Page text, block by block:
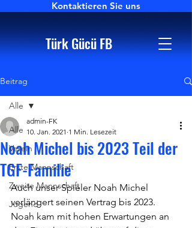
Türk Gücü FB
Kontaktieren Sie uns
Beitrag
Alle
Verein
Erste Mannschaft
Zweite Mannschaft
Jugend
Alle
Noah Michel bis 2023 Teil der
TGF-Familie
admin-FK
10. Jan. 2021 1 Min. Lesezeit
Auch unser Spieler Noah Michel
verlängert seinen Vertrag bis 2023.
Noah kam mit hohen Erwartungen an